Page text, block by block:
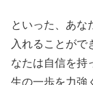
といった、あな
入れることがで
なたは自信を持
生の一歩を力強